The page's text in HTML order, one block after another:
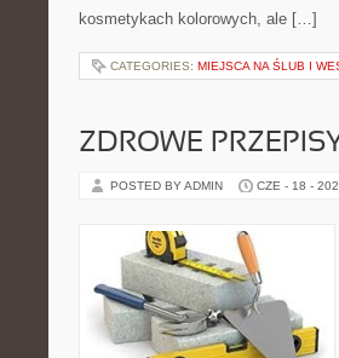
kosmetykach kolorowych, ale […]
CATEGORIES: MIEJSCA NA ŚLUB I
ZDROWE
POSTED BY ADMIN CZE - 18 -